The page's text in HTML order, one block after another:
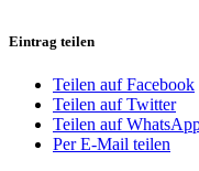
Eintrag teilen
Teilen auf Facebook
Teilen auf Twitter
Teilen auf
Per E-Mail teilen